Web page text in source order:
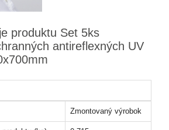
produktu Set 5ks
antireflexných UV
Zmontovaný výrobok